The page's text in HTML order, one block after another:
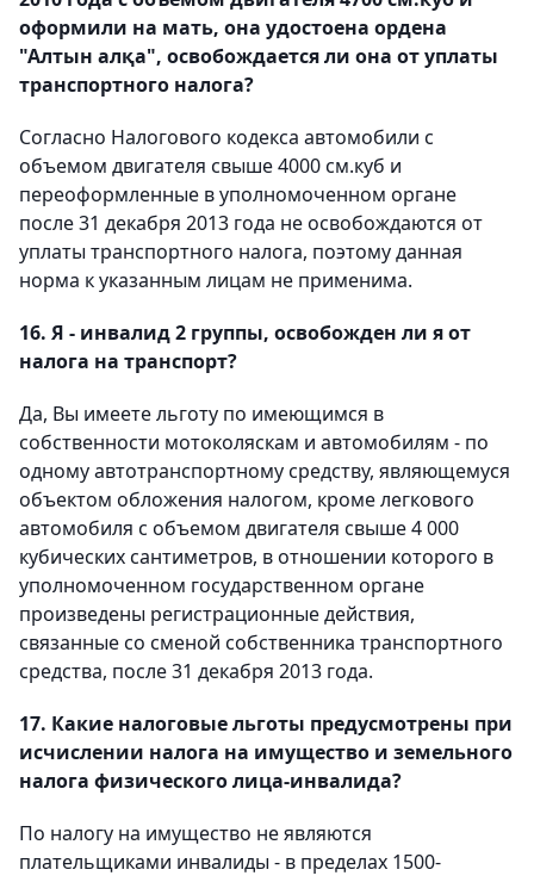
оформили на мать, она удостоена ордена
"Алтын алқа", освобождается ли она от уплаты
транспортного налога?
Согласно Налогового кодекса автомобили с
объемом двигателя свыше 4000 см.куб и
переоформленные в уполномоченном органе
после 31 декабря 2013 года не освобождаются от
уплаты транспортного налога, поэтому данная
норма к указанным лицам не применима.
16. Я - инвалид 2 группы, освобожден ли я от
налога на транспорт?
Да, Вы имеете льготу по имеющимся в
собственности мотоколяскам и автомобилям - по
одному автотранспортному средству, являющемуся
объектом обложения налогом, кроме легкового
автомобиля с объемом двигателя свыше 4 000
кубических сантиметров, в отношении которого в
уполномоченном государственном органе
произведены регистрационные действия,
связанные со сменой собственника транспортного
средства, после 31 декабря 2013 года.
17. Какие налоговые льготы предусмотрены при
исчислении налога на имущество и земельного
налога физического лица-инвалида?
По налогу на имущество не являются
плательщиками инвалиды - в пределах 1500-